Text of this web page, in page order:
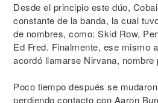
Desde el principio este dúo,
constante de la banda, la cual
de nombres, como: Skid Row,
Ed Fred. Finalmente, ese mismo
acordó llamarse Nirvana, nombre
Poco tiempo después se
perdiendo contacto con Aaron